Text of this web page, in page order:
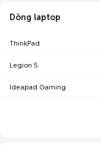
Dòng laptop
ThinkPad
Legion 5
Ideapad Gaming